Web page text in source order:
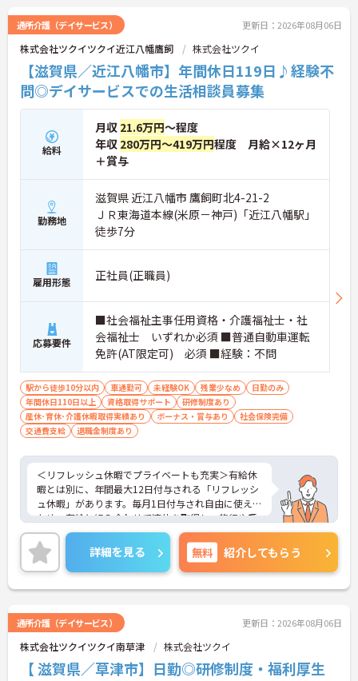
通所介護（デイサービス） 更新日：2026年08月06日
株式会社ツクイツクイ近江八幡鷹飼 株式会社ツクイ
【滋賀県／近江八幡市】年間休日119日♪経験不
問◎デイサービスでの生活相談員募集
給料
月収 21.6万円～程度
年収 280万円～419万円程度 月給×12ヶ月
＋賞与
勤務地
滋賀県 近江八幡市 鷹飼町北4-21-2
ＪＲ東海道本線(米原－神戸)「近江八幡駅」
徒歩7分
雇用形態 正社員(正職員)
応募要件
■社会福祉主事任用資格・介護福祉士・社
会福祉士 いずれか必須 ■普通自動車運転
免許(AT限定可) 必須 ■経験：不問
駅から徒歩10分以内 車通勤可 未経験OK 残業少なめ
日勤のみ
年間休日110日以上
資格取得サポート
研修制度あり
産休･育休･介護休暇取得実績あり
ボーナス・賞与あり
社会保険完備
交通費支給
退職金制度あり
＜リフレッシュ休暇でプライベートも充実＞有給休
暇とは別に、年間最大12日付与される「リフレッシ
ュ休暇」があります。毎月1日付与され自由に使える
ため、有給と組み合わせて連休を取得し、旅行や趣
味を楽しむスタッフも多くいます。夜勤がなく日勤
のみの勤務なので、生活リズムも整えやすく、仕事
とプライベートのメリハリをつけて無理なく働けま
す。
＜将来を見据えた多彩なキャリアパスと待遇＞「介
レンジ」など、希望に合わせた多彩なキャリアプラ
ンが用意されています。階層別の研修や資格取得支
援制度があり、働きながらスキルアップが可能で
す。
詳細を見る 無料 紹介してもらう
通所介護（デイサービス） 更新日：2026年08月06日
株式会社ツクイツクイ南草津 株式会社ツクイ
【 滋賀県／草津市】日勤◎研修制度・福利厚生